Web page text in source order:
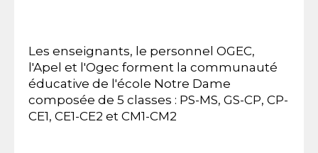
Les enseignants, le personnel OGEC,
l'Apel et l'Ogec forment la communauté
éducative de l'école Notre Dame
composée de 5 classes : PS-MS, GS-CP, CP-
CE1, CE1-CE2 et CM1-CM2